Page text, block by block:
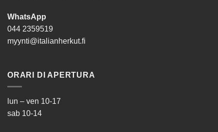
WhatsApp
044 2359519
myynti@italianherkut.fi
ORARI DI APERTURA
lun – ven 10-17
sab 10-14